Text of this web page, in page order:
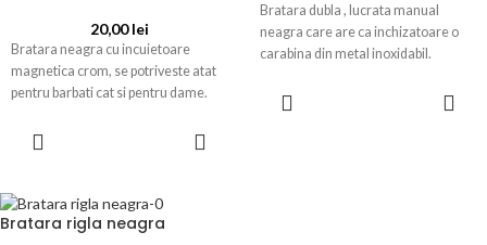
20,00lei
Bratara neagra cu incuietoare
magnetica crom, se potriveste atat
pentru barbati cat si pentru dame.
Bratara dubla , lucrata manual
neagra care are ca inchizatoare o
carabina din metal inoxidabil.
Bratara rigla neagra